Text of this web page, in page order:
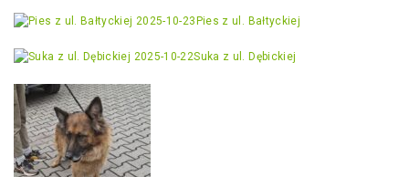
2025-10-23 Pies z ul. Bałtyckiej
2025-10-22Suka z ul. Dębickiej